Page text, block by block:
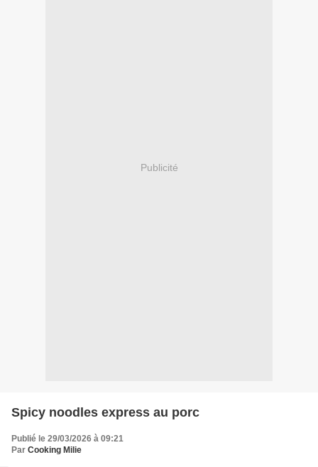
Publicité
Spicy noodles express au porc
Publié le 29/03/2026 à 09:21
Par Cooking Milie